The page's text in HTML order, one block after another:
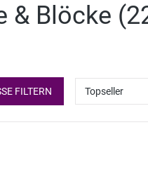
& Blöcke (
FILTERN